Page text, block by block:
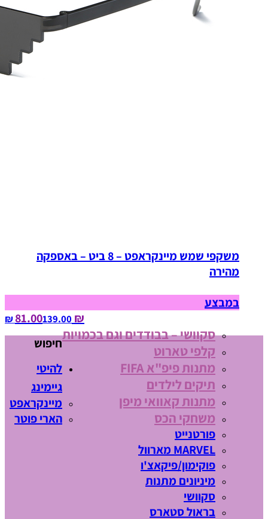
משקפי שמש מיינקראפט – 8 ביט – באספקה
מהירה
במבצע
₪ 81.00
139.00‏ ₪
סקוושי – בבודדים וגם בכמויות
קלפי טארוט
מתנות פיפ"א FIFA
תיקים לילדים
מתנות קאוואי מיפן
משחקי הכס
חיפוש
להיטי
גיימינג
מיינקראפט
הארי פוטר
פורטנייט
MARVEL מארוול
פוקימון/פיקאצ'ו
מיניונים מתנות
סקוושי
בראול סטארס